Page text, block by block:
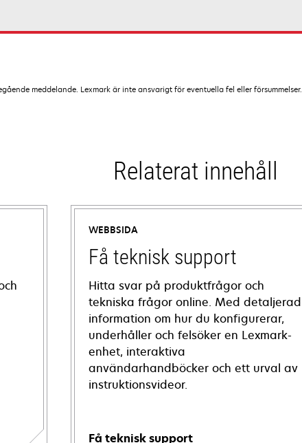
meddelande. Lexmark är inte ansvarigt för eventuella fel eller försummelser.
Relaterat innehåll
WEBBSIDA
Få teknisk support
Hitta svar på produktfrågor och
tekniska frågor online. Med detaljerad
information om hur du konfigurerar,
underhåller och felsöker en Lexmark-
enhet, interaktiva
användarhandböcker och ett urval av
instruktionsvideor.
Få teknisk support